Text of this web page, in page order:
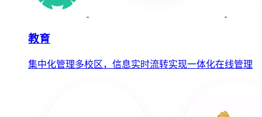
教育
集中化管理多校区，信息实时流转实现一体化在线管理